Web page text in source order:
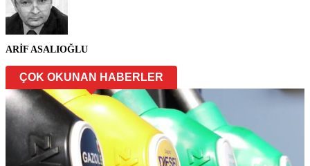
ARİF ASALIOĞLU
ÇOK OKUNAN HABERLER